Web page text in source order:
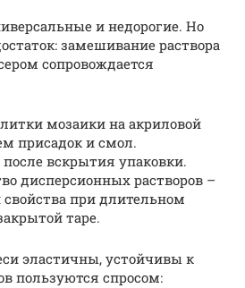
и недорогие. Но
замешивание раствора
сопровождается
мозаики на акриловой
присадок и смол.
вскрытия упаковки.
дисперсионных растворов –
при длительном
таре.
эластичны, устойчивы к
пользуются спросом: